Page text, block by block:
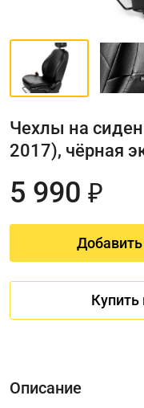
Чехлы на
2017), чёрная
5 990 ₽
Купить
Описание